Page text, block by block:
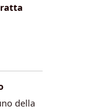
della